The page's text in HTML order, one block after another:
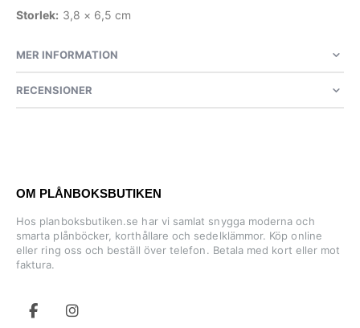
Storlek: 3,8 × 6,5 cm
MER INFORMATION
RECENSIONER
OM PLÅNBOKSBUTIKEN
Hos planboksbutiken.se har vi samlat snygga moderna och
smarta plånböcker, korthållare och sedelklämmor. Köp online
eller ring oss och beställ över telefon. Betala med kort eller mot
faktura.